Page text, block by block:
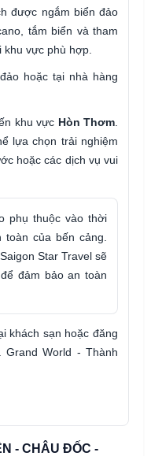
được ngắm biển đảo
tắm biển và tham
vực phù hợp.
hoặc tại nhà hàng
khu vực Hòn Thơm
lựa chọn trải nghiệm
hoặc các dịch vụ vui
phụ thuộc vào thời
của bến cảng.
Star Travel sẽ
đảm bảo an toàn
khách sạn hoặc đăng
World - Thành
- CHÂU ĐỐC -